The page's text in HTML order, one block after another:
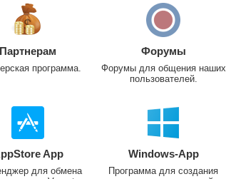
Партнерам
программа.
Форумы
Форумы для общения наших
пользователей.
App
для обмена
Windows-App
Программа для создания